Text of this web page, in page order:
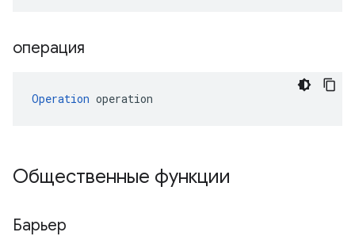
операция
Operation operation
Общественные функции
Барьер